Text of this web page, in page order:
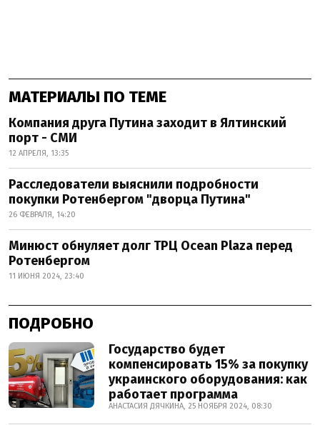
МАТЕРИАЛЫ ПО ТЕМЕ
Компания друга Путина заходит в Ялтинский
порт - СМИ
12 АПРЕЛЯ, 13:35
Расследователи выяснили подробности
покупки Ротенбергом "дворца Путина"
26 ФЕВРАЛЯ, 14:20
Минюст обнуляет долг ТРЦ Ocean Plaza перед
Ротенбергом
11 ИЮНЯ 2024, 23:40
ПОДРОБНО
Государство будет
компенсировать 15% за покупку
украинского оборудования: как
работает программа
АНАСТАСИЯ ДЯЧКИНА, 25 НОЯБРЯ 2024, 08:30